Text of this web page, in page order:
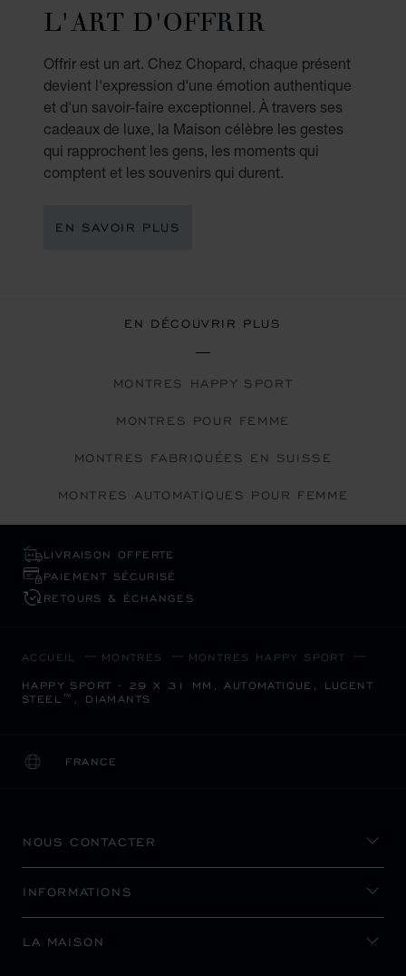
L'ART D'OFFRIR
Offrir est un art. Chez Chopard, chaque présent
devient l'expression d'une émotion authentique
et d'un savoir-faire exceptionnel. À travers ses
cadeaux de luxe, la Maison célèbre les gestes
qui rapprochent les gens, les moments qui
comptent et les souvenirs qui durent.
EN SAVOIR PLUS
EN DÉCOUVRIR PLUS
MONTRES HAPPY SPORT
MONTRES POUR FEMME
MONTRES FABRIQUÉES EN SUISSE
MONTRES AUTOMATIQUES POUR FEMME
LIVRAISON OFFERTE
PAIEMENT SÉCURISÉ
RETOURS & ÉCHANGES
ACCUEIL MONTRES MONTRES HAPPY SPORT
HAPPY SPORT - 29 X 31 MM, AUTOMATIQUE, LUCENT
STEEL™, DIAMANTS
FRANCE
LOCALISATION (CHANGER DE PAYS)
CHANGER DE PAYS
NOUS CONTACTER
INFORMATIONS
LA MAISON